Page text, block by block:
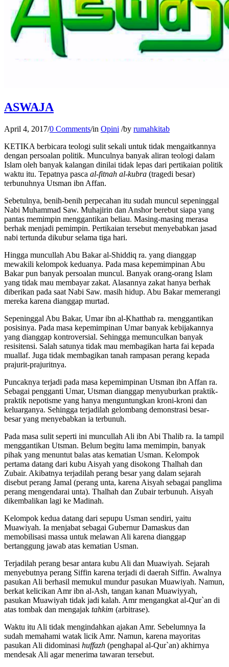
ASWAJA
April 4, 2017/0 Comments/in Opini /by rumahkitab
KETIKA berbicara teologi sulit sekali untuk tidak mengaitkannya
dengan persoalan politik. Munculnya banyak aliran teologi dalam
Islam oleh banyak kalangan dinilai tidak lepas dari pertikaian politik
waktu itu. Tepatnya pasca al-fitnah al-kubra (tragedi besar)
terbunuhnya Utsman ibn Affan.
Sebetulnya, benih-benih perpecahan itu sudah muncul sepeninggal
Nabi Muhammad Saw. Muhajirin dan Anshor berebut siapa yang
pantas memimpin menggantikan beliau. Masing-masing merasa
berhak menjadi pemimpin. Pertikaian tersebut menyebabkan jasad
nabi tertunda dikubur selama tiga hari.
Hingga muncullah Abu Bakar al-Shiddiq ra. yang dianggap
mewakili kelompok keduanya. Pada masa kepemimpinan Abu
Bakar pun banyak persoalan muncul. Banyak orang-orang Islam
yang tidak mau membayar zakat. Alasannya zakat hanya berhak
diberikan pada saat Nabi Saw. masih hidup. Abu Bakar memerangi
mereka karena dianggap murtad.
Sepeninggal Abu Bakar, Umar ibn al-Khatthab ra. menggantikan
posisinya. Pada masa kepemimpinan Umar banyak kebijakannya
yang dianggap kontroversial. Sehingga memunculkan banyak
resisitensi. Salah satunya tidak mau membagikan harta fai kepada
muallaf. Juga tidak membagikan tanah rampasan perang kepada
prajurit-prajuritnya.
Puncaknya terjadi pada masa kepemimpinan Utsman ibn Affan ra.
Sebagai pengganti Umar, Utsman dianggap menyuburkan praktik-
praktik nepotisme yang hanya menguntungkan kroni-kroni dan
keluarganya. Sehingga terjadilah gelombang demonstrasi besar-
besar yang menyebabkan ia terbunuh.
Pada masa sulit seperti ini muncullah Ali ibn Abi Thalib ra. Ia tampil
menggantikan Utsman. Belum begitu lama memimpin, banyak
pihak yang menuntut balas atas kematian Usman. Kelompok
pertama datang dari kubu Aisyah yang disokong Thalhah dan
Zubair. Akibatnya terjadilah perang besar yang dalam sejarah
disebut perang Jamal (perang unta, karena Aisyah sebagai panglima
perang mengendarai unta). Thalhah dan Zubair terbunuh. Aisyah
dikembalikan lagi ke Madinah.
Kelompok kedua datang dari sepupu Usman sendiri, yaitu
Muawiyah. Ia menjabat sebagai Gubernur Damaskus dan
memobilisasi massa untuk melawan Ali karena dianggap
bertanggung jawab atas kematian Usman.
Terjadilah perang besar antara kubu Ali dan Muawiyah. Sejarah
menyebutnya perang Siffin karena terjadi di daerah Siffin. Awalnya
pasukan Ali berhasil memukul mundur pasukan Muawiyah. Namun,
berkat kelicikan Amr ibn al-Ash, tangan kanan Muawiyyah,
pasukan Muawiyah tidak jadi kalah. Amr mengangkat al-Qur`an di
atas tombak dan mengajak tahkim (arbitrase).
Waktu itu Ali tidak mengindahkan ajakan Amr. Sebelumnya Ia
sudah memahami watak licik Amr. Namun, karena mayoritas
pasukan Ali didominasi huffazh (penghapal al-Qur`an) akhirnya
mendesak Ali agar menerima tawaran tersebut.